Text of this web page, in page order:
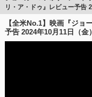
リ・ア・ドゥ』レビュー予告
【全米No.1】映画『ジョ
予告 2024年10月11日（金